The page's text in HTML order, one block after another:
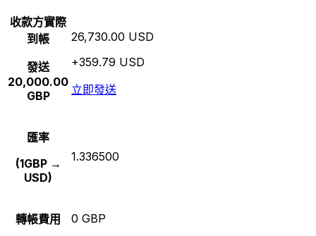
收款方實際
到帳
發送
20,000.00
GBP
26,730.00 USD
+359.79 USD
立即發送
匯率
(1GBP →
USD)
1.336500
轉帳費用 0 GBP